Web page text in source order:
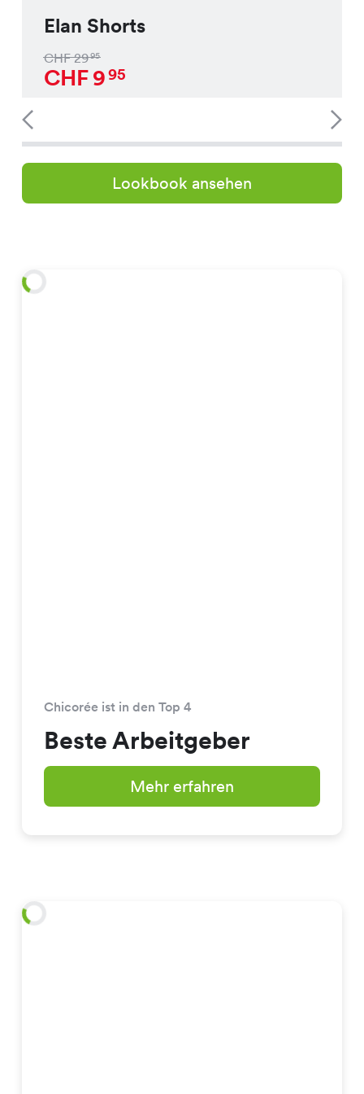
Elan Shorts
CHF2995
CHF995
Lookbook ansehen
Chicorée ist in den Top 4
Beste Arbeitgeber
Mehr erfahren